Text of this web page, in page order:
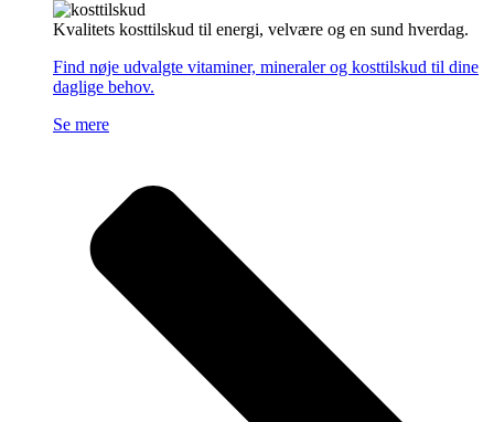
Kvalitets kosttilskud til energi, velvære og en sund hverdag.
Find nøje udvalgte vitaminer, mineraler og kosttilskud til dine
daglige behov.
Se mere